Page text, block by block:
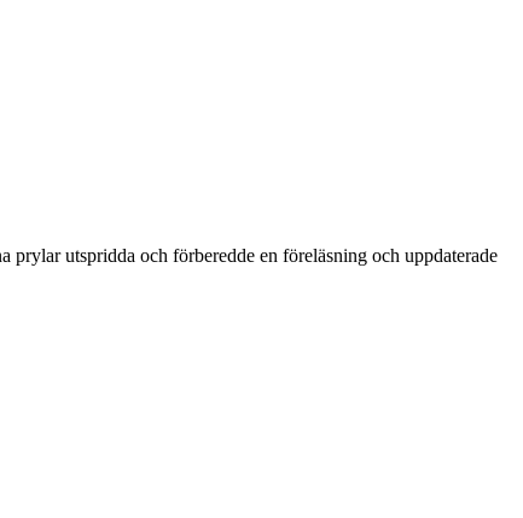
utspridda och förberedde en föreläsning och uppdaterade